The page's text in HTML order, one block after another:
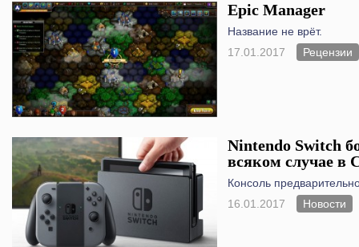
Epic Manager
Название не врёт.
17.01.2017
Рецензии
Nintendo Switch
всяком случае
Консоль
16.01.2017
Новости